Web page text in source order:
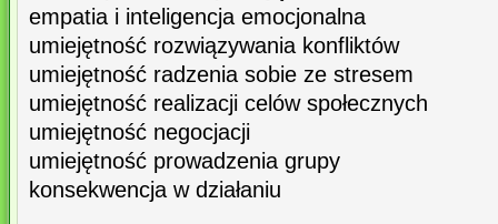
empatia i inteligencja emocjonalna
umiejętność rozwiązywania konfliktów
umiejętność radzenia sobie ze stresem
umiejętność realizacji celów społecznych
umiejętność negocjacji
umiejętność prowadzenia grupy
konsekwencja w działaniu